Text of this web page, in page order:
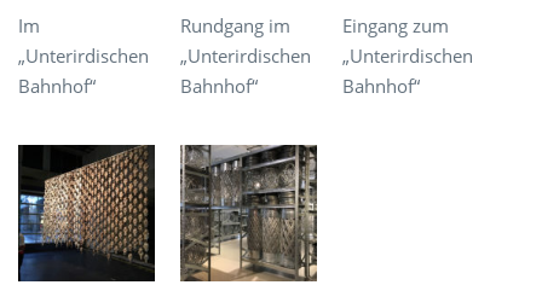
Im
„Unterirdischen
Bahnhof“
Rundgang im
„Unterirdischen
Bahnhof“
Eingang zum
„Unterirdischen
Bahnhof“